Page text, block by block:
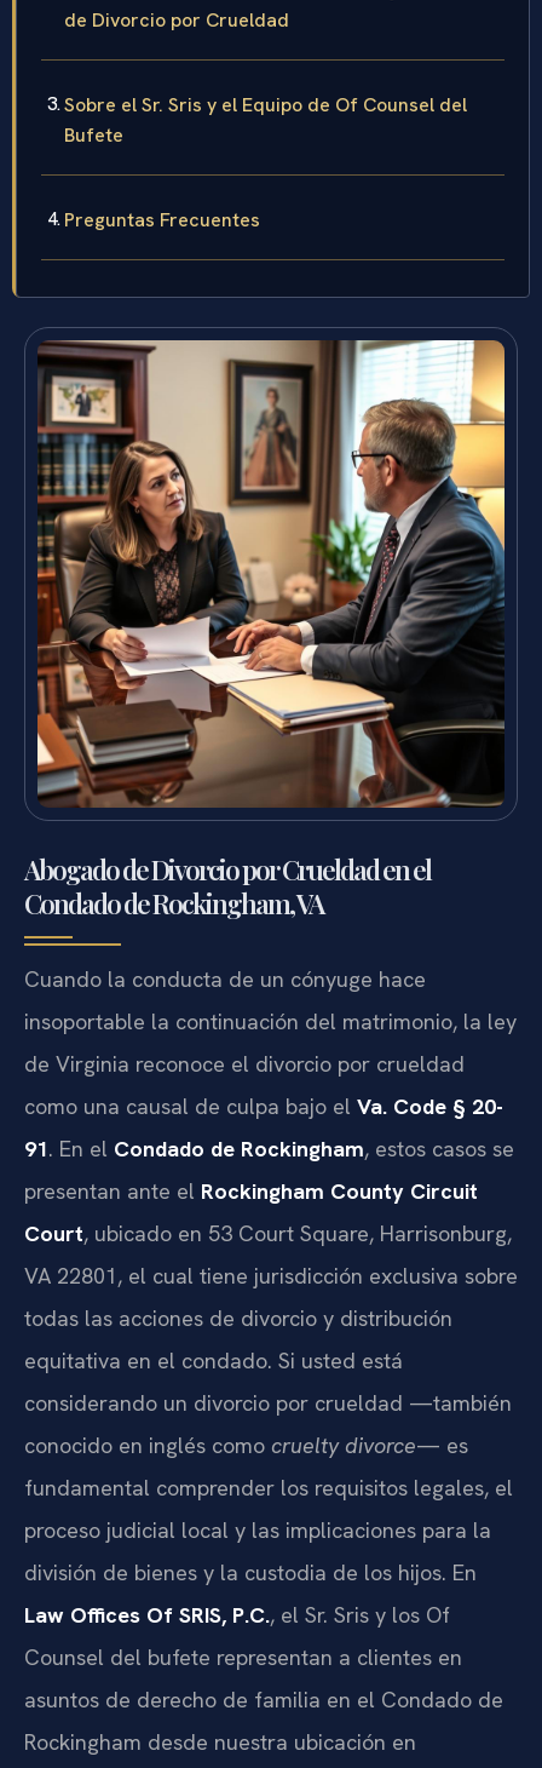
de Divorcio por Crueldad
Sobre el Sr. Sris y el Equipo de Of Counsel del
Bufete
Preguntas Frecuentes
Abogado de Divorcio por Crueldad en el
Condado de Rockingham, VA
Cuando la conducta de un cónyuge hace
insoportable la continuación del matrimonio, la ley
de Virginia reconoce el divorcio por crueldad
como una causal de culpa bajo el Va. Code § 20-
91. En el Condado de Rockingham, estos casos se
presentan ante el Rockingham County Circuit
Court, ubicado en 53 Court Square, Harrisonburg,
VA 22801, el cual tiene jurisdicción exclusiva sobre
todas las acciones de divorcio y distribución
equitativa en el condado. Si usted está
considerando un divorcio por crueldad —también
conocido en inglés como cruelty divorce— es
fundamental comprender los requisitos legales, el
proceso judicial local y las implicaciones para la
división de bienes y la custodia de los hijos. En
Law Offices Of SRIS, P.C., el Sr. Sris y los Of
Counsel del bufete representan a clientes en
asuntos de derecho de familia en el Condado de
Rockingham desde nuestra ubicación en